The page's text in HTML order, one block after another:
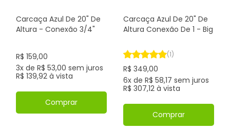
Carcaça Azul De 20" De
Altura - Conexão 3/4"
R$ 159,00
3x de R$ 53,00 sem juros
R$ 139,92 à vista
Comprar
Carcaça Azul De 20" De
Altura Conexão De 1 - Big
(1)
R$ 349,00
6x de R$ 58,17 sem juros
R$ 307,12 à vista
Comprar